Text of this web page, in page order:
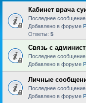
Кабинет врача
Последнее сообщение
Добавлено в форуме
Ответы: 5
Связь с
Последнее сообщение
Добавлено в форуме
Личные
Последнее сообщение
Добавлено в форуме